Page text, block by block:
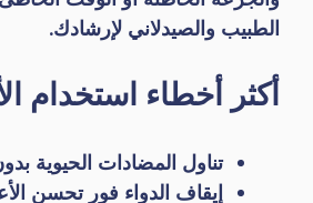
الطبيب والصيدلاني لإرشادك.
أكثر أخطاء استخدام
تناول المضادات الحيوية
إيقاف الدواء فور تحسن